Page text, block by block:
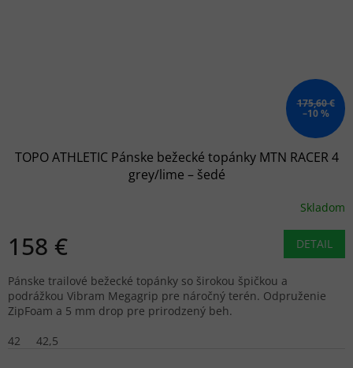
175,60 €
–10 %
TOPO ATHLETIC Pánske bežecké topánky MTN RACER 4
grey/lime – šedé
Skladom
158 € DETAIL
Pánske trailové bežecké topánky so širokou špičkou a
podrážkou Vibram Megagrip pre náročný terén. Odpruženie
ZipFoam a 5 mm drop pre prirodzený beh.
42
42,5